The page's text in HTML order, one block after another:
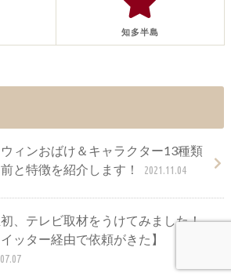
知多半島
ィンおばけ＆キャラクター13種類
と特徴を紹介します！
2021.11.04
初、テレビ取材をうけてみました！
イッター経由で依頼がきた】